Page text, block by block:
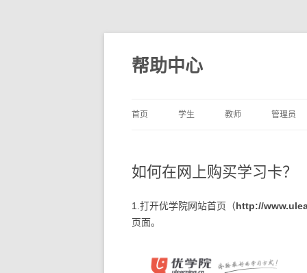
帮助中心
首页 学生 教师 管理员
如何在网上购买学习卡？
1.打开优学院网站首页（http://
页面。